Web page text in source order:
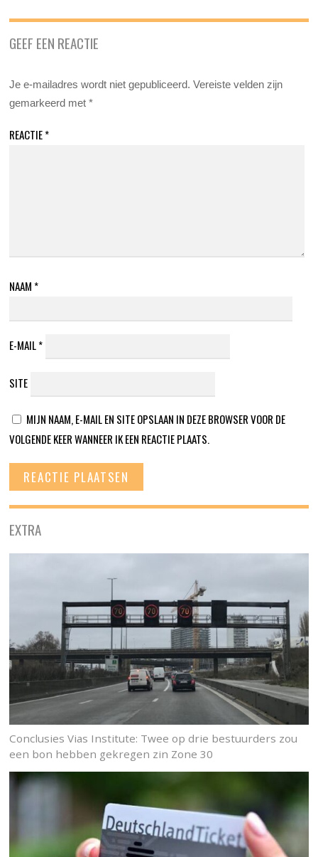
GEEF EEN REACTIE
Je e-mailadres wordt niet gepubliceerd. Vereiste velden zijn
gemarkeerd met*
REACTIE*
NAAM *
E-MAIL*
SITE
MIJN NAAM, E-MAIL EN SITE OPSLAAN IN DEZE BROWSER VOOR DE
VOLGENDE KEER WANNEER IK EEN REACTIE PLAATS.
EXTRA
Conclusies Vias Institute: Twee op drie bestuurders zou
een bon hebben gekregen zin Zone 30